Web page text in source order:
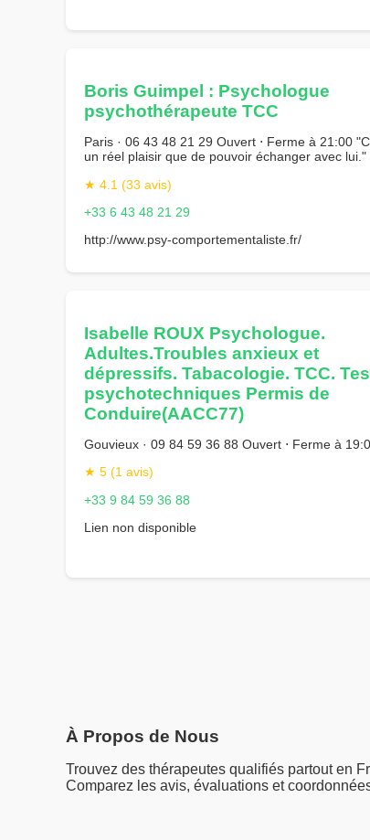
Boris Guimpel : Psychologue
psychothérapeute TCC
Paris · 06 43 48 21 29 Ouvert ⋅ Ferme à 21:00
un réel plaisir que de pouvoir échanger avec lui."
★ 4.1 (33 avis)
+33 6 43 48 21 29
http://www.psy-comportementaliste.fr/
Isabelle ROUX Psychologue.
Adultes.Troubles anxieux et
dépressifs. Tabacologie. TCC.
psychotechniques Permis de
Conduire(AACC77)
Gouvieux · 09 84 59 36 88 Ouvert ⋅ Ferme à
★ 5 (1 avis)
+33 9 84 59 36 88
Lien non disponible
À Propos de Nous
Trouvez des thérapeutes qualifiés partout en
Comparez les avis, évaluations et